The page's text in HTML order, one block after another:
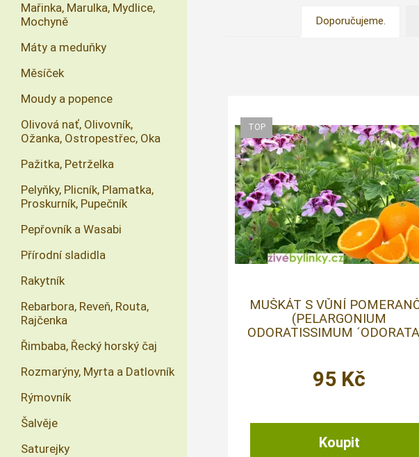
Doporučujeme.
MUŠKÁT S VŮNÍ
(PELARGONIUM
ODORATISSIMUM
95 Kč
Mařinka, Marulka, Mydlice,
Mochyně
Máty a meduňky
Měsíček
Moudy a popence
Olivová nať, Olivovník,
Ožanka, Ostropestřec, Oka
Pažitka, Petrželka
Pelyňky, Plicník, Plamatka,
Proskurník, Pupečník
Pepřovník a Wasabi
Přírodní sladidla
Rakytník
Rebarbora, Reveň, Routa,
Rajčenka
Řimbaba, Řecký horský čaj
Rozmarýny, Myrta a Datlovník
Rýmovník
Šalvěje
Saturejky